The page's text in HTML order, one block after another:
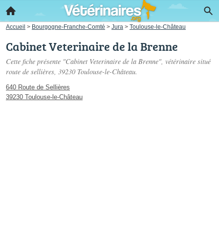
Accueil > Bourgogne-Franche-Comté > Jura > Toulouse-le-Château
Cabinet Veterinaire de la Brenne
Cette fiche présente "Cabinet Veterinaire de la Brenne", vétérinaire situé
route de sellières, 39230 Toulouse-le-Château.
640 Route de Sellières
39230 Toulouse-le-Château